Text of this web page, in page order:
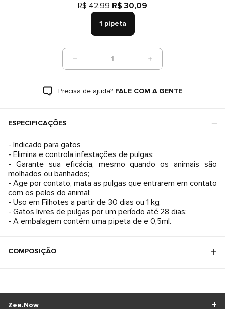
R$ 42,99 R$ 30,09
1 pipeta
1
Precisa de ajuda? FALE COM A GENTE
ESPECIFICAÇÕES
- Indicado para gatos
- Elimina e controla infestações de pulgas;
- Garante sua eficácia, mesmo quando os animais são
molhados ou banhados;
- Age por contato, mata as pulgas que entrarem em contato
com os pelos do animal;
- Uso em Filhotes a partir de 30 dias ou 1 kg;
- Gatos livres de pulgas por um período até 28 dias;
- A embalagem contém uma pipeta de e 0,5ml.
COMPOSIÇÃO
Zee.Now